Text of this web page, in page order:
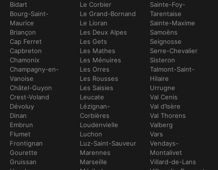
Bidart
Bourg-Saint-
Maurice
Briançon
Cap Ferret
Capbreton
Chamonix
Champagny-en-
Vanoise
Châtel-Guyon
Crest-Voland
Dévoluy
Dinan
Embrun
Flumet
Frontignan
Gourette
Gruissan
Le Corbier
Le Grand-Bornand
Le Lioran
Les Deux Alpes
Les Gets
Les Mathes
Les Ménuires
Les Orres
Les Rousses
Les Saisies
Leucate
Lézignan-
Corbières
Loudenvielle
Luchon
Luz-Saint-Sauveur
Marennes
Marseille
Sainte-Foy-
Tarentaise
Sainte-Maxime
Samoëns
Seignosse
Serre-Chevalier
Sisteron
Talmont-Saint-
Hilaire
Urrugne
Val Cenis
Val d’Isère
Val Thorens
Valberg
Vars
Vendays-
Montalivet
Villard-de-Lans